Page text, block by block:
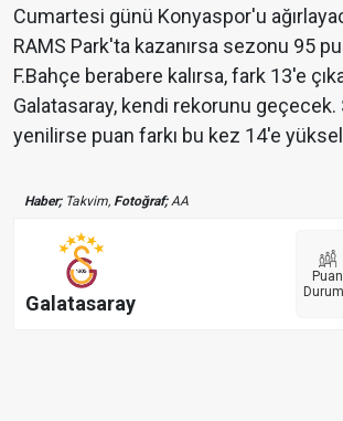
Cumartesi günü Konyaspor'u
RAMS Park'ta kazanırsa sezonu 95
F.Bahçe berabere kalırsa, fark 13'e
Galatasaray, kendi rekorunu geçecek.
yenilirse puan farkı bu kez 14'e
Haber;Takvim, Fotoğraf;AA
Galatasaray
Puan